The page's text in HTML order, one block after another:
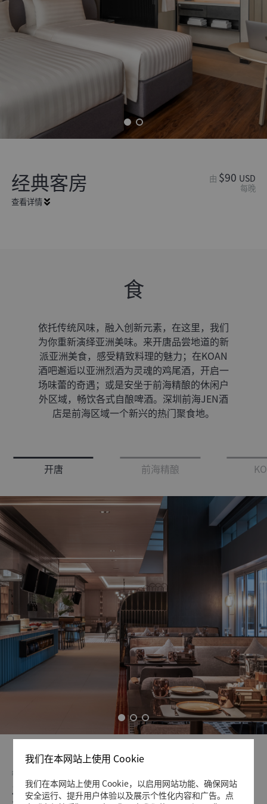
经典客房
查看详情
由 $90 USD
每晚
食
依托传统风味，融入创新元素，在这里，我们
为你重新演绎亚洲美味。来开唐品尝地道的新
派亚洲美食，感受精致料理的魅力；在KOAN
酒吧邂逅以亚洲烈酒为灵魂的鸡尾酒，开启一
场味蕾的奇遇；或是安坐于前海精酿的休闲户
外区域，畅饮各式自酿啤酒。深圳前海JEN酒
店是前海区域一个新兴的热门聚食地。
开唐 前海精酿
餐厅简介
开唐
我们在本网站上使用 Cookie
我们在本网站上使用 Cookie，以启用网站功能、确保网站
安全运行、提升用户体验以及展示个性化内容和广告。点